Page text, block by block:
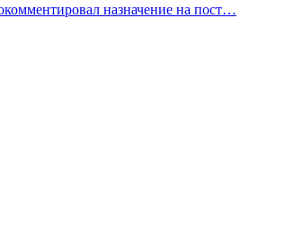
назначение на пост…